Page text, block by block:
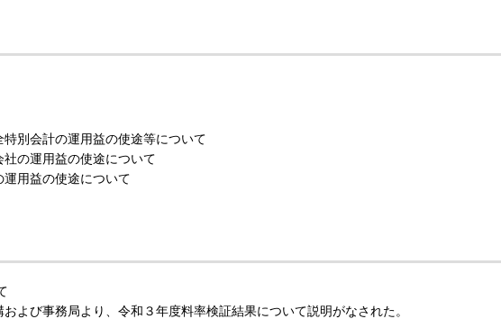
別会計の運用益の使途等について
の運用益の使途について
用益の使途について
び事務局より、令和３年度料率検証結果について説明がなされた。